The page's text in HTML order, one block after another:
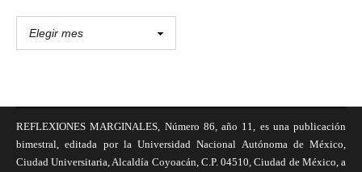
REFLEXIONES MARGINALES, Número 86, año 11, es una publicación
bimestral, editada por la Universidad Nacional Autónoma de México,
Ciudad Universitaria, Alcaldía Coyoacán, C.P. 04510, Ciudad de México, a